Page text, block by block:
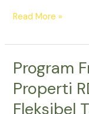
Read More »
Program
Properti
Fleksibel
Program
Freelance
Marketing
Properti